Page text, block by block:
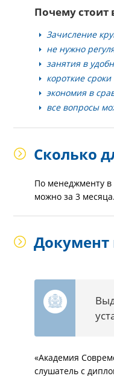
Почему стоит
Зачисление
не нужно
занятия в
короткие
экономия в
все вопросы
Сколько
По менеджменту
можно за 3
Документ
«Академия
слушатель с